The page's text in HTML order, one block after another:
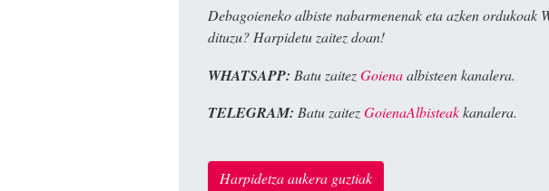
Debagoieneko albiste nabarmenenak eta azken ordukoak
dituzu? Harpidetu zaitez doan!
WHATSAPP: Batu zaitezGoienaalbisteen kanalera.
TELEGRAM: Batu zaitezGoienaAlbisteakkanalera.
Harpidetza aukera guztiak